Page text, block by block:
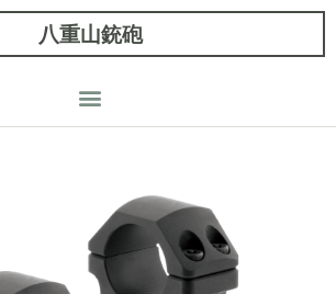
八重山銃砲